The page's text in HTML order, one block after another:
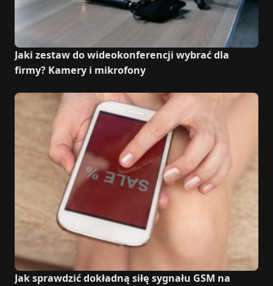
Jaki zestaw do wideokonferencji wybrać dla
firmy? Kamery i mikrofony
Jak sprawdzić dokładną siłę sygnału GSM na